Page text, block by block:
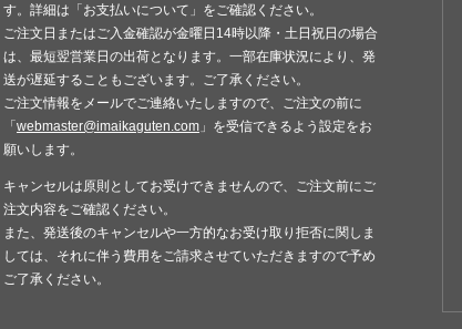
す。詳細は「お支払いについて」をご確認ください。
ご注文日またはご入金確認が金曜日14時以降・土日祝日の場合
は、最短翌営業日の出荷となります。一部在庫状況により、発
送が遅延することもございます。ご了承ください。
ご注文情報をメールでご連絡いたしますので、ご注文の前に
「 webmaster@imaikaguten.com 」を受信できるよう設定をお
願いします。
キャンセルは原則としてお受けできませんので、ご注文前にご
注文内容をご確認ください。
また、発送後のキャンセルや一方的なお受け取り拒否に関しま
しては、それに伴う費用をご請求させていただきますので予め
ご了承ください。